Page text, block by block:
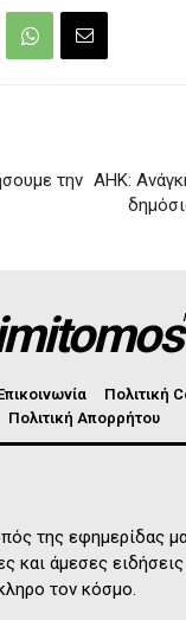
την ΑΗΚ:
Πολιτική
Πολιτική Απορρήτου
της εφημερίδας
και άμεσες
τον κόσμο.